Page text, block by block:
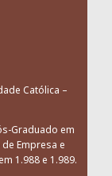
Católica –
Graduado em
Empresa e
1.988 e 1.989.